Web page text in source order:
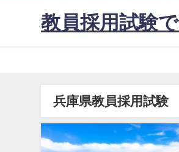
教員採用試験
兵庫県教員採用試験